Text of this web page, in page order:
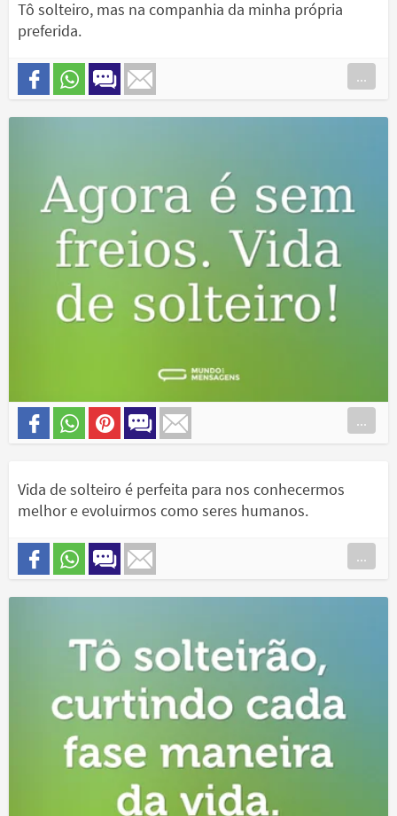
Tô solteiro, mas na companhia da minha própria
preferida.
...
...
Vida de solteiro é perfeita para nos conhecermos
melhor e evoluirmos como seres humanos.
...